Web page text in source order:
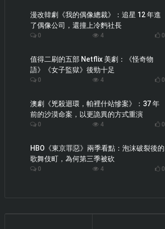
漫改韓劇《我的偶像總裁》：追星 12 年進
了偶像公司，還撞上冷麪社長
0 4 0
值得二刷的五部 Netflix 美劇：《怪奇物
語》《女子監獄》後勁十足
0 4 0
澳劇《兇殺迴環，帕裡什站慘案》：37 年
前的沙漠命案，以更詭異的方式重演
0 4 0
HBO《東京罪惡》兩季看點：泡沫破裂後的
歌舞伎町，為何第三季被砍
0 4 0